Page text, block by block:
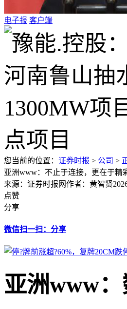
电子报 客户端
您当前的位置： 证券时报 > 公司 >
亚洲www：不止于连接，更在于精
来源：证券时报网作者：黄智贤
点赞
分享
微信扫一扫：分享
亚洲www